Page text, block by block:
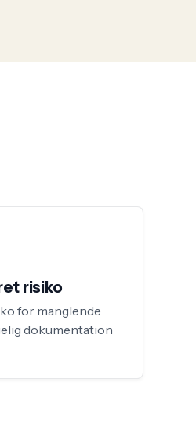
risiko
for manglende
dokumentation